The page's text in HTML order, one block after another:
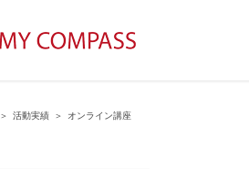
＞ 活動実績 ＞ オンライン講座